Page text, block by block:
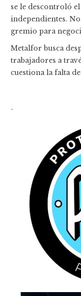
se le descontroló
independientes.
gremio para
Metalfor busca
trabajadores a
cuestiona la falta
-